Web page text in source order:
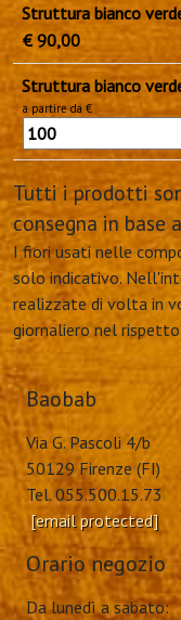
Struttura bianco
€ 90,00
Struttura bianco
a partire da €
Tutti i prodotti
consegna in
I fiori usati nelle
solo indicativo.
realizzate di volta in
giornaliero nel
Baobab
Via G. Pascoli 4/b
50129 Firenze (FI)
Tel. 055.500.15.73
[email protected]
Orario negozio
Da lunedì a sabato: